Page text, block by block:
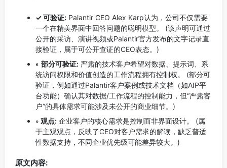
✓ 可验证: Palantir CEO Alex Karp认为，公司不仅需要
一个在精美界面中回答问题的聪明模型。 (该声明可通过
公开的采访、演讲视频或Palantir官方发布的文字记录直
接验证，属于可公开查证的CEO表态。)
◐ 部分可验证: 严肃的技术客户希望对数据、提示词、系
统访问权限和价值创造的工作流程拥有控制权。 (部分可
验证，例如通过Palantir客户案例或技术文档（如AIP平
台功能）确认其对数据/工作流程的控制能力，但“严肃客
户”的具体需求可能涉及未公开的商业细节。)
◦ 观点: 企业客户的核心需求是控制而非界面设计。 (属
于主观观点，反映了CEO对客户需求的解读，缺乏普适
性数据支持，不同企业优先级可能差异较大。)
原文内容: